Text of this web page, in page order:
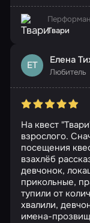
Твари
ЕТ Елена
Любитель
На квест
взрослого.
посещения
взахлёб
девчонок,
прикольные,
тупили от
хвалили,
имена-